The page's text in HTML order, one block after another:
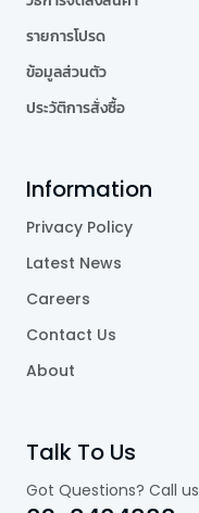
รายการโปรด
ข้อมูลส่วนตัว
ประวัติการสั่งซื้อ
Information
Privacy Policy
Latest News
Careers
Contact Us
About
Talk To Us
Got Questions? Call us